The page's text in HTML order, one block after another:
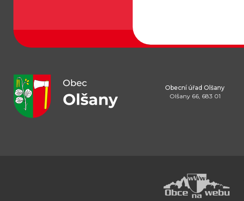
Obecní úřad Olšany
Olšany 66, 683 01